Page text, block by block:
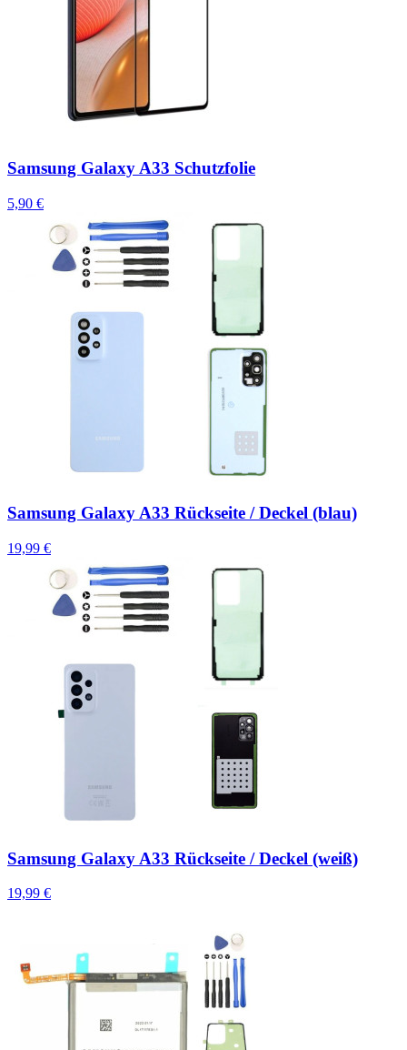
Samsung Galaxy A33 Schutzfolie
5,90 €
Samsung Galaxy A33 Rückseite / Deckel (blau)
19,99 €
Samsung Galaxy A33 Rückseite / Deckel (weiß)
19,99 €